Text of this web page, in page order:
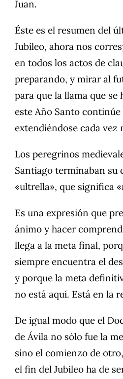
Juan.
Éste es el resumen del
Jubileo, ahora nos
en todos los actos de
preparando, y mirar al
para que la llama que se
este Año Santo
extendiéndose cada vez
Los peregrinos
Santiago terminaban su
«ultrella», que significa
Es una expresión que
ánimo y hacer
llega a la meta final,
siempre encuentra el
y porque la meta
no está aquí. Está en la
De igual modo que el
de Ávila no sólo fue la
sino el comienzo de
el fin del Jubileo ha de